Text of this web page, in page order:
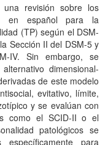
revisión sobre los
en español para la
(TP) según el DSM-
Sección II del DSM-5 y
IV. Sin embargo, se
dimensional-
de este modelo
evitativo, límite,
y se evalúan con
como el SCID-II o el
patológicos se
específicamente para